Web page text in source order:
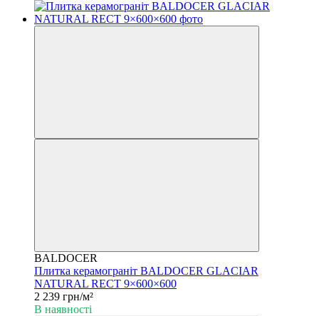
BALDOCER
Плитка керамограніт BALDOCER GLACIAR
NATURAL RECT 9×600×600
2 239 грн/м²
В наявності